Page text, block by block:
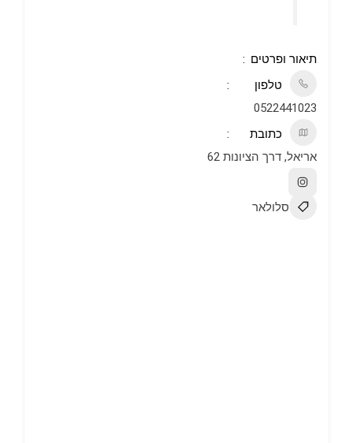
תיאור ופרטים
טלפון
0522441023
כתובת
אריאל, דרך הציונות 62
סלולאר